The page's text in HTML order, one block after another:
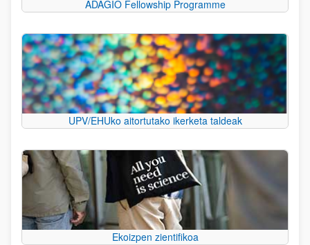
ADAGIO Fellowship Programme
UPV/EHUko aitortutako ikerketa taldeak
Ekoizpen zientifikoa